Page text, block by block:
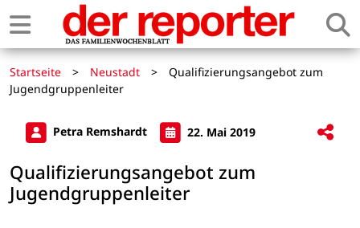
Startseite > Neustadt >
Qualifizierungsangebot zum
Jugendgruppenleiter
Petra Remshardt 22. Mai 2019
Qualifizierungsangebot zum
Jugendgruppenleiter